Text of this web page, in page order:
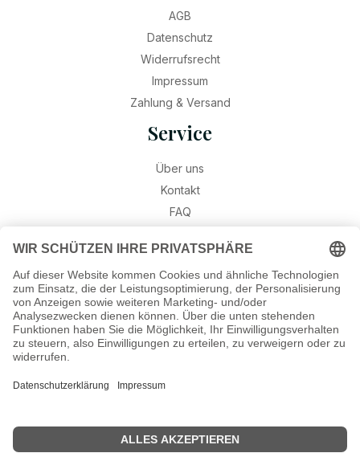
AGB
Datenschutz
Widerrufsrecht
Impressum
Zahlung & Versand
Service
Über uns
Kontakt
FAQ
Widerruf
Ratgeber
Geburtssteine
Gravur – Schriften & Hinweise
©2026 Munich Jewels® - alle Rechte vorbehalten.